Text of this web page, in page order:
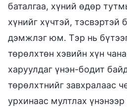
баталгаа, хүний өдөр
хүнийг хүчтэй, тэсвэртэй
дэмжлэг юм. Тэр нь
төрөлхтөн хэвийн хүн
харуулдаг үнэн-бодит
төрөлхтнийг завхралаас
урхинаас мултлах үнэнээр